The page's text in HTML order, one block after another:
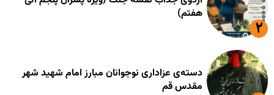
هفتم)
دسته‌ی عزاداری نوجوانان مبارز امام شهید شهر
مقدس قم